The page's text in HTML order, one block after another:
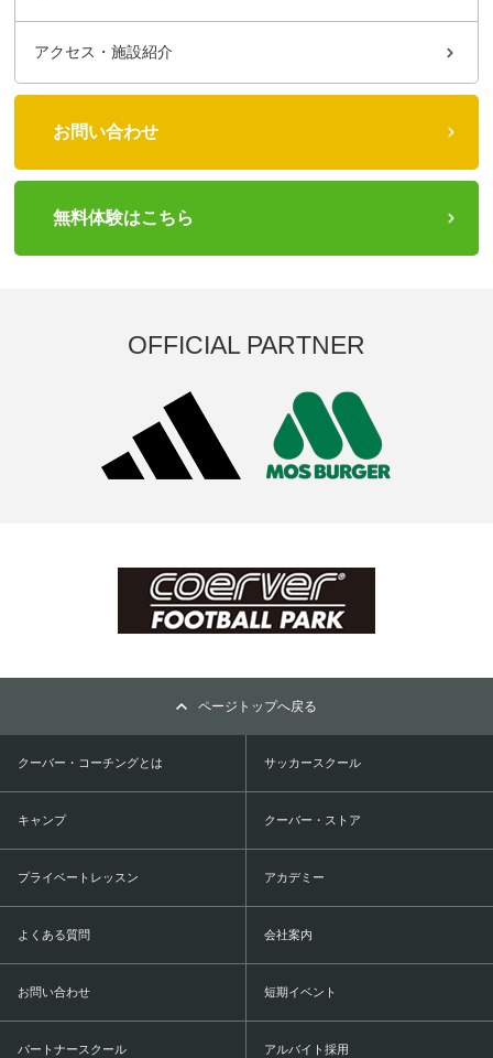
アクセス・施設紹介
お問い合わせ
無料体験はこちら
OFFICIAL PARTNER
ページトップへ戻る
クーバー・コーチングとは サッカースクール
キャンプ クーバー・ストア
プライベートレッスン アカデミー
よくある質問 会社案内
お問い合わせ 短期イベント
パートナースクール アルバイト採用